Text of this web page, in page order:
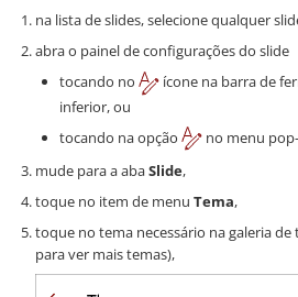
na lista de slides, selecione qualquer
abra o painel de configurações do slide
tocando no
ícone na barra de
inferior, ou
tocando na opção
no menu
mude para a abaSlide,
toque no item de menu Tema,
toque no tema necessário na galeria de
para ver mais temas),